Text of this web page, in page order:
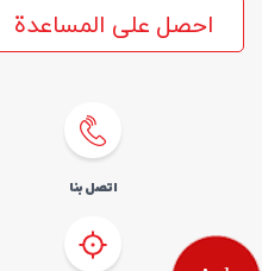
احصل على المساعدة
اتصل بنا